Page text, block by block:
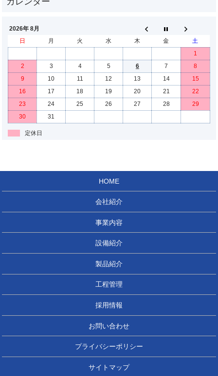
2026年 8月
日
月 火 水 木 金
土
1
2
3 4 5 6 7
8
9
10 11 12 13 14
15
16
17 18 19 20 21
22
23
24 25 26 27 28
29
30
31
定休日
HOME
会社紹介
事業内容
設備紹介
製品紹介
工程管理
採用情報
お問い合わせ
プライバシーポリシー
サイトマップ